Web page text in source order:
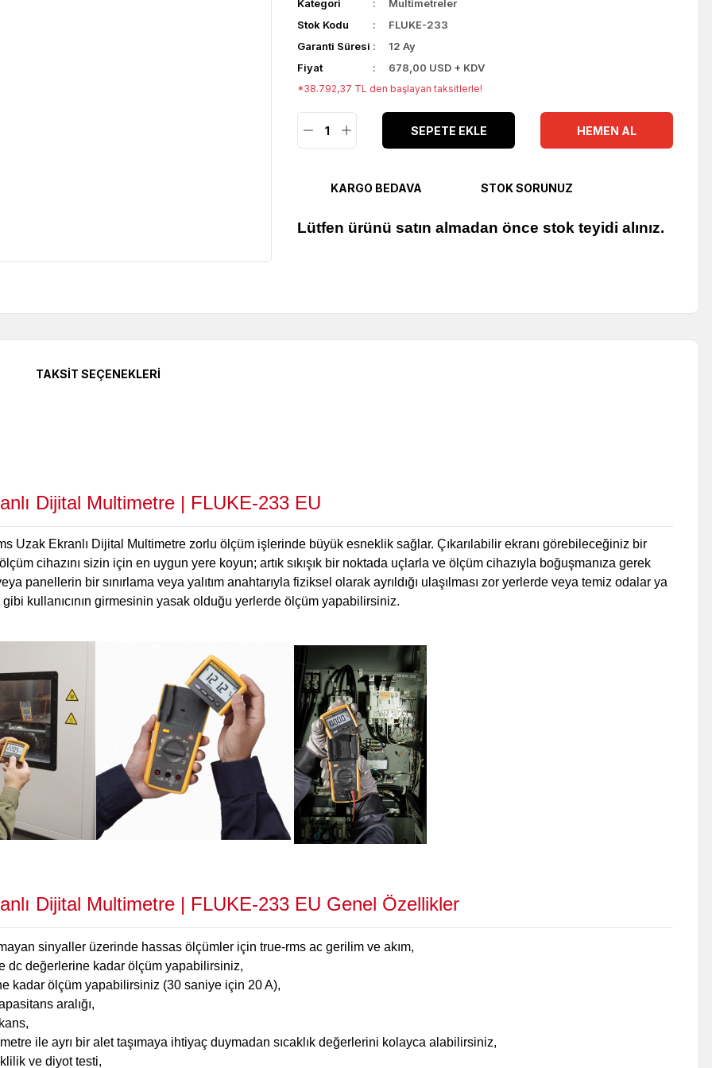
Kategori
Multimetreler
Stok Kodu
FLUKE-233
Garanti Süresi
12 Ay
Fiyat
678,00 USD + KDV
*38.792,37 TL den başlayan taksitlerle!
SEPETE EKLE HEMEN AL
KARGO BEDAVA STOK SORUNUZ
Lütfen ürünü satın almadan önce stok teyidi alınız.
TAKSIT SEÇENEKLERI
Dijital Multimetre | FLUKE-233 EU
Uzak Ekranlı Dijital Multimetre zorlu ölçüm işlerinde büyük esneklik sağlar. Çıkarılabilir ekranı görebileceğiniz bir
cihazını sizin için en uygun yere koyun; artık sıkışık bir noktada uçlarla ve ölçüm cihazıyla boğuşmanıza gerek
panellerin bir sınırlama veya yalıtım anahtarıyla fiziksel olarak ayrıldığı ulaşılması zor yerlerde veya temiz odalar ya
kullanıcının girmesinin yasak olduğu yerlerde ölçüm yapabilirsiniz.
Dijital Multimetre | FLUKE-233 EU Genel Özellikler
sinyaller üzerinde hassas ölçümler için true-rms ac gerilim ve akım,
dc değerlerine kadar ölçüm yapabilirsiniz,
kadar ölçüm yapabilirsiniz (30 saniye için 20 A),
aralığı,
ile ayrı bir alet taşımaya ihtiyaç duymadan sıcaklık değerlerini kolayca alabilirsiniz,
ve diyot testi,